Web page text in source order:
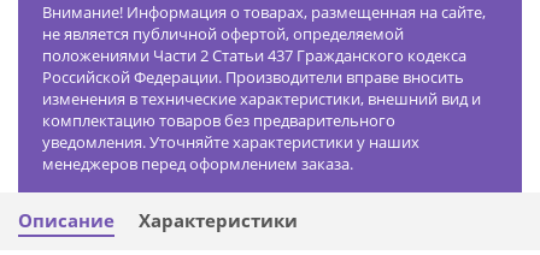
Внимание! Информация о товарах, размещенная на сайте,
не является публичной офертой, определяемой
положениями Части 2 Статьи 437 Гражданского кодекса
Российской Федерации. Производители вправе вносить
изменения в технические характеристики, внешний вид и
комплектацию товаров без предварительного
уведомления. Уточняйте характеристики у наших
менеджеров перед оформлением заказа.
Описание Характеристики